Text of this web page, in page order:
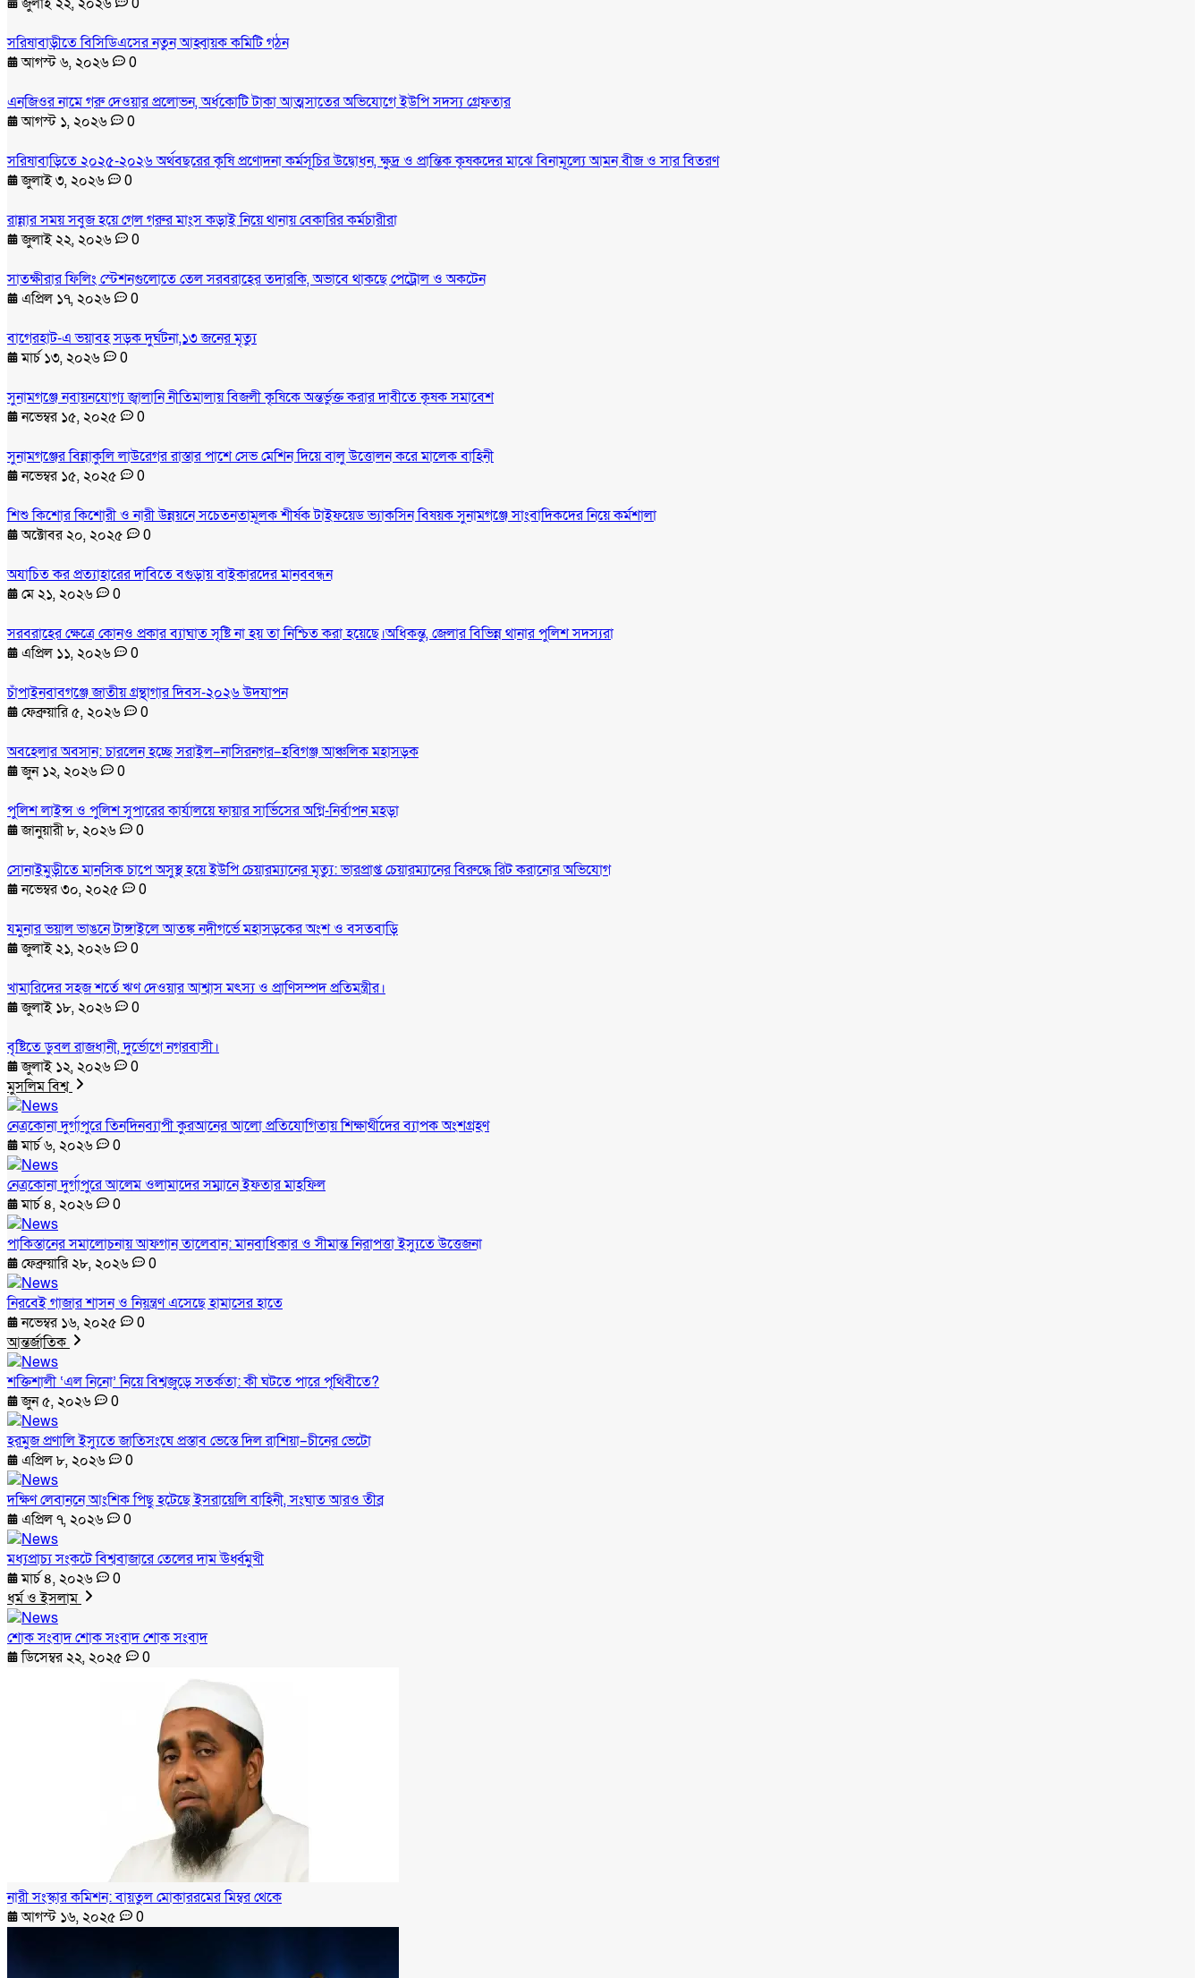
সরিষাবাড়ীতে বিসিডিএসের নতুন আহ্বায়ক কমিটি গঠন
আগস্ট ৬, ২০২৬
0
এনজিওর নামে গরু দেওয়ার প্রলোভন, অর্ধকোটি টাকা আত্মসাতের অভিযোগে ইউপি সদস্য গ্রেফতার
আগস্ট ১, ২০২৬
0
সরিষাবাড়িতে ২০২৫-২০২৬ অর্থবছরের কৃষি প্রণোদনা কর্মসূচির উদ্বোধন, ক্ষুদ্র ও প্রান্তিক কৃষকদের মাঝে বিনামূল্যে আমন বীজ ও সার বিতরণ
জুলাই ৩, ২০২৬
0
রান্নার সময় সবুজ হয়ে গেল গরুর মাংস কড়াই নিয়ে থানায় বেকারির কর্মচারীরা
জুলাই ২২, ২০২৬
0
সাতক্ষীরার ফিলিং স্টেশনগুলোতে তেল সরবরাহের তদারকি, অভাবে থাকছে পেট্রোল ও অকটেন
এপ্রিল ১৭, ২০২৬
0
বাগেরহাট-এ ভয়াবহ সড়ক দুর্ঘটনা,১৩ জনের মৃত্যু
মার্চ ১৩, ২০২৬
0
সুনামগঞ্জে নবায়নযোগ্য জ্বালানি নীতিমালায় বিজলী কৃষিকে অন্তর্ভুক্ত করার দাবীতে কৃষক সমাবেশ
নভেম্বর ১৫, ২০২৫
0
সুনামগঞ্জের বিন্নাকুলি লাউরেগর রাস্তার পাশে সেভ মেশিন দিয়ে বালু উত্তোলন করে মালেক বাহিনী
নভেম্বর ১৫, ২০২৫
0
শিশু কিশোর কিশোরী ও নারী উন্নয়নে সচেতনতামূলক শীর্ষক টাইফয়েড ভ্যাকসিন বিষয়ক সুনামগঞ্জে সাংবাদিকদের নিয়ে কর্মশালা
অক্টোবর ২০, ২০২৫
0
অযাচিত কর প্রত্যাহারের দাবিতে বগুড়ায় বাইকারদের মানববন্ধন
মে ২১, ২০২৬
0
সরবরাহের ক্ষেত্রে কোনও প্রকার ব্যাঘাত সৃষ্টি না হয় তা নিশ্চিত করা হয়েছে।অধিকন্তু, জেলার বিভিন্ন থানার পুলিশ সদস্যরা
এপ্রিল ১১, ২০২৬
0
চাঁপাইনবাবগঞ্জে জাতীয় গ্রন্থাগার দিবস-২০২৬ উদযাপন
ফেব্রুয়ারি ৫, ২০২৬
0
অবহেলার অবসান: চারলেন হচ্ছে সরাইল–নাসিরনগর–হবিগঞ্জ আঞ্চলিক মহাসড়ক
জুন ১২, ২০২৬
0
পুলিশ লাইন্স ও পুলিশ সুপারের কার্যালয়ে ফায়ার সার্ভিসের অগ্নি-নির্বাপন মহড়া
জানুয়ারী ৮, ২০২৬
0
সোনাইমুড়ীতে মানসিক চাপে অসুস্থ হয়ে ইউপি চেয়ারম্যানের মৃত্যু: ভারপ্রাপ্ত চেয়ারম্যানের বিরুদ্ধে রিট করানোর অভিযোগ
নভেম্বর ৩০, ২০২৫
0
যমুনার ভয়াল ভাঙনে টাঙ্গাইলে আতঙ্ক নদীগর্ভে মহাসড়কের অংশ ও বসতবাড়ি
জুলাই ২১, ২০২৬
0
খামারিদের সহজ শর্তে ঋণ দেওয়ার আশ্বাস মৎস্য ও প্রাণিসম্পদ প্রতিমন্ত্রীর।
জুলাই ১৮, ২০২৬
0
বৃষ্টিতে ডুবল রাজধানী, দুর্ভোগে নগরবাসী।
জুলাই ১২, ২০২৬
0
মুসলিম বিশ্ব
নেত্রকোনা দুর্গাপুরে তিনদিনব্যাপী কুরআনের আলো প্রতিযোগিতায় শিক্ষার্থীদের ব্যাপক অংশগ্রহণ
মার্চ ৬, ২০২৬
0
নেত্রকোনা দুর্গাপুরে আলেম ওলামাদের সম্মানে ইফতার মাহফিল
মার্চ ৪, ২০২৬
0
পাকিস্তানের সমালোচনায় আফগান তালেবান: মানবাধিকার ও সীমান্ত নিরাপত্তা ইস্যুতে উত্তেজনা
ফেব্রুয়ারি ২৮, ২০২৬
0
নিরবেই গাজার শাসন ও নিয়ন্ত্রণ এসেছে হামাসের হাতে
নভেম্বর ১৬, ২০২৫
0
আন্তর্জাতিক
শক্তিশালী ‘এল নিনো’ নিয়ে বিশ্বজুড়ে সতর্কতা: কী ঘটতে পারে পৃথিবীতে?
জুন ৫, ২০২৬
0
হরমুজ প্রণালি ইস্যুতে জাতিসংঘে প্রস্তাব ভেস্তে দিল রাশিয়া–চীনের ভেটো
এপ্রিল ৮, ২০২৬
0
দক্ষিণ লেবাননে আংশিক পিছু হটেছে ইসরায়েলি বাহিনী, সংঘাত আরও তীব্র
এপ্রিল ৭, ২০২৬
0
মধ্যপ্রাচ্য সংকটে বিশ্ববাজারে তেলের দাম ঊর্ধ্বমুখী
মার্চ ৪, ২০২৬
0
ধর্ম ও ইসলাম
শোক সংবাদ শোক সংবাদ শোক সংবাদ
ডিসেম্বর ২২, ২০২৫
0
নারী সংস্কার কমিশন: বায়তুল মোকাররমের মিম্বর থেকে
আগস্ট ১৬, ২০২৫
0